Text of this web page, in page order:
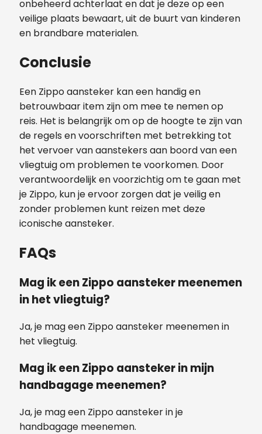
onbeheerd achterlaat en dat je deze op een
veilige plaats bewaart, uit de buurt van kinderen
en brandbare materialen.
Conclusie
Een Zippo aansteker kan een handig en
betrouwbaar item zijn om mee te nemen op
reis. Het is belangrijk om op de hoogte te zijn van
de regels en voorschriften met betrekking tot
het vervoer van aanstekers aan boord van een
vliegtuig om problemen te voorkomen. Door
verantwoordelijk en voorzichtig om te gaan met
je Zippo, kun je ervoor zorgen dat je veilig en
zonder problemen kunt reizen met deze
iconische aansteker.
FAQs
Mag ik een Zippo aansteker meenemen
in het vliegtuig?
Ja, je mag een Zippo aansteker meenemen in
het vliegtuig.
Mag ik een Zippo aansteker in mijn
handbagage meenemen?
Ja, je mag een Zippo aansteker in je
handbagage meenemen.